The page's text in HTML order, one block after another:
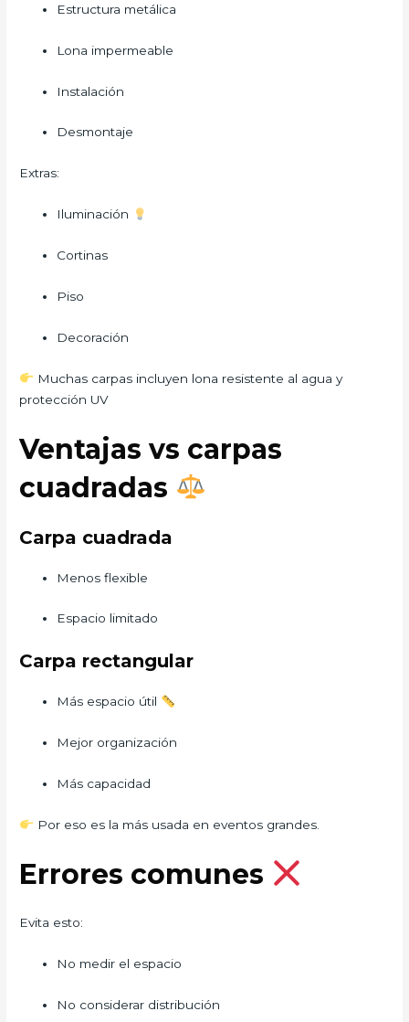
Estructura metálica
Lona impermeable
Instalación
Desmontaje
Extras:
Iluminación
Cortinas
Piso
Decoración
Muchas carpas incluyen lona resistente al agua y
protección UV
Ventajas vs carpas
cuadradas
Carpa cuadrada
Menos flexible
Espacio limitado
Carpa rectangular
Más espacio útil
Mejor organización
Más capacidad
Por eso es la más usada en eventos grandes.
Errores comunes
Evita esto:
No medir el espacio
No considerar distribución